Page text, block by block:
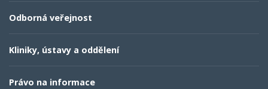
Odborná veřejnost
Kliniky, ústavy a oddělení
Právo na informace